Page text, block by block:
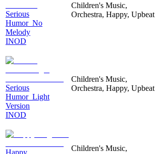
Serious
Humor_No
Melody
INOD
Children's Music,
Orchestra, Happy, Upbeat
Serious
Humor_Light
Version
INOD
Children's Music,
Orchestra, Happy, Upbeat
Happy
Children's Music,